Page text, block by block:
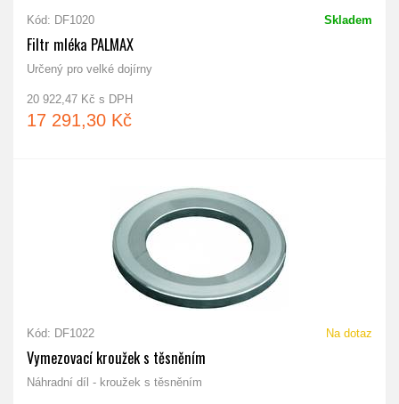
Kód: DF1020 Skladem
Filtr mléka PALMAX
Určený pro velké dojírny
20 922,47 Kč s DPH
17 291,30 Kč
Kód: DF1022 Na dotaz
Vymezovací kroužek s těsněním
Náhradní díl - kroužek s těsněním